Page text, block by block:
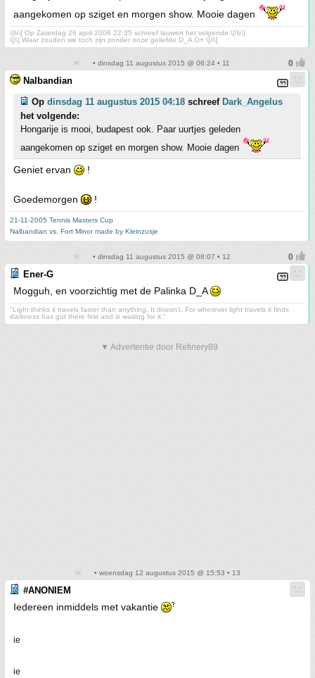
aangekomen op sziget en morgen show. Mooie dagen
\[b\] Op Zaterdag 26 april 2008 22:35 schreef lauwert het volgende:\[/b\]
\[i\] Waar zouden we toch zijn zonder onze geliefde D_A O+ \[/i\]
• dinsdag 11 augustus 2015 @ 06:24 • 11
Nalbandian
Op dinsdag 11 augustus 2015 04:18 schreef Dark_Angelus
het volgende:
Hongarije is mooi, budapest ook. Paar uurtjes geleden
aangekomen op sziget en morgen show. Mooie dagen
Geniet ervan !
Goedemorgen !
21-11-2005 Tennis Masters Cup
Nalbandian vs. Fort Minor made by Kleinzusje
• dinsdag 11 augustus 2015 @ 08:07 • 12
Ener-G
Mogguh, en voorzichtig met de Palinka D_A
"Light thinks it travels faster than anything. It doesn't. For wherever light travels it finds
darkness has got there first and is waiting for it."
▼ Advertentie door Refinery89
• woensdag 12 augustus 2015 @ 15:53 • 13
#ANONIEM
Iedereen inmiddels met vakantie
ie
ie